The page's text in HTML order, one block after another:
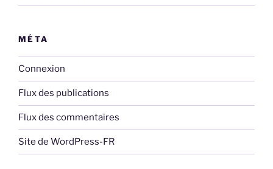
MÉTA
Connexion
Flux des publications
Flux des commentaires
Site de WordPress-FR